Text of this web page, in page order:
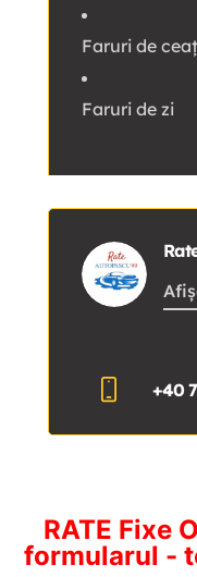
Faruri de
Faruri de zi
+40
RATE Fixe
formularul -